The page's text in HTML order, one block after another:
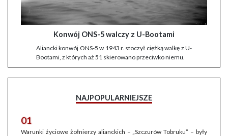
Konwój ONS-5 walczy z U-Bootami
Aliancki konwój ONS-5 w 1943 r. stoczył ciężką walkę z U-
Bootami, z których aż 51 skierowano przeciwko niemu.
NAJPOPULARNIEJSZE
01
Warunki życiowe żołnierzy alianckich – „Szczurów Tobruku” – były